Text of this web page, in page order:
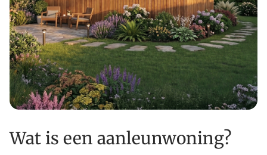
Wat is een aanleunwoning?